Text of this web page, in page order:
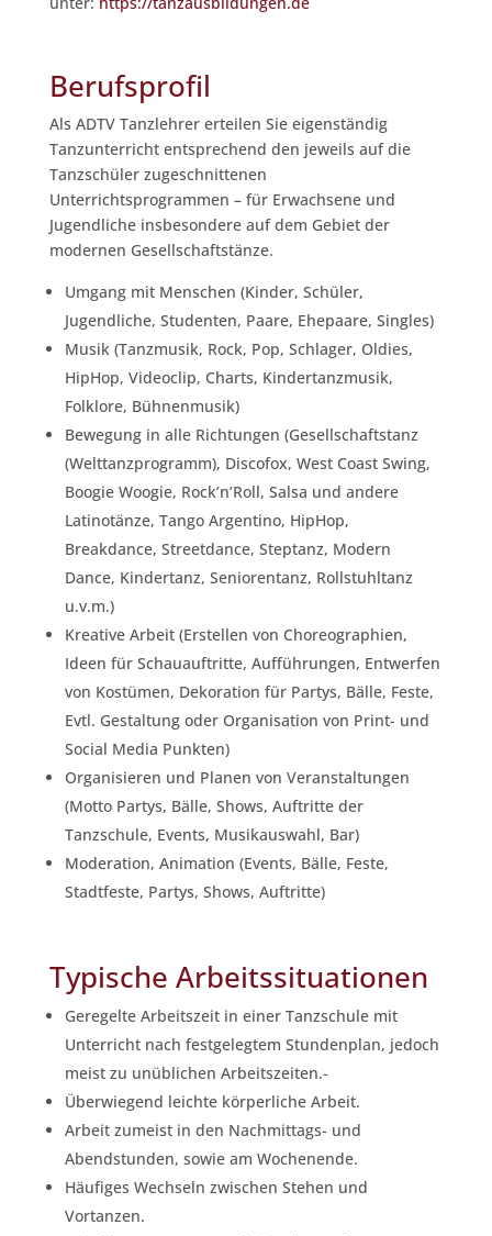
Berufsprofil
Als ADTV Tanzlehrer erteilen Sie eigenständig
Tanzunterricht entsprechend den jeweils auf die
Tanzschüler zugeschnittenen
Unterrichtsprogrammen – für Erwachsene und
Jugendliche insbesondere auf dem Gebiet der
modernen Gesellschaftstänze.
Umgang mit Menschen (Kinder, Schüler,
Jugendliche, Studenten, Paare, Ehepaare, Singles)
Musik (Tanzmusik, Rock, Pop, Schlager, Oldies,
HipHop, Videoclip, Charts, Kindertanzmusik,
Folklore, Bühnenmusik)
Bewegung in alle Richtungen (Gesellschaftstanz
(Welttanzprogramm), Discofox, West Coast Swing,
Boogie Woogie, Rock’n’Roll, Salsa und andere
Latinotänze, Tango Argentino, HipHop,
Breakdance, Streetdance, Steptanz, Modern
Dance, Kindertanz, Seniorentanz, Rollstuhltanz
u.v.m.)
Kreative Arbeit (Erstellen von Choreographien,
Ideen für Schauauftritte, Aufführungen, Entwerfen
von Kostümen, Dekoration für Partys, Bälle, Feste,
Evtl. Gestaltung oder Organisation von Print- und
Social Media Punkten)
Organisieren und Planen von Veranstaltungen
(Motto Partys, Bälle, Shows, Auftritte der
Tanzschule, Events, Musikauswahl, Bar)
Moderation, Animation (Events, Bälle, Feste,
Stadtfeste, Partys, Shows, Auftritte)
Typische Arbeitssituationen
Geregelte Arbeitszeit in einer Tanzschule mit
Unterricht nach festgelegtem Stundenplan, jedoch
meist zu unüblichen Arbeitszeiten.-
Überwiegend leichte körperliche Arbeit.
Arbeit zumeist in den Nachmittags- und
Abendstunden, sowie am Wochenende.
Häufiges Wechseln zwischen Stehen und
Vortanzen.